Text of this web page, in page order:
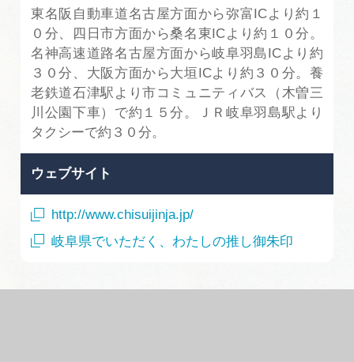
東名阪自動車道名古屋方面から弥富ICより約１
０分、四日市方面から桑名東ICより約１０分。
名神高速道路名古屋方面から岐阜羽島ICより約
３０分、大阪方面から大垣ICより約３０分。養
老鉄道石津駅より市コミュニティバス（木曽三
川公園下車）で約１５分。ＪＲ岐阜羽島駅より
タクシーで約３０分。
ウェブサイト
http://www.chisuijinja.jp/
岐阜県でいただく、わたしの推し御朱印